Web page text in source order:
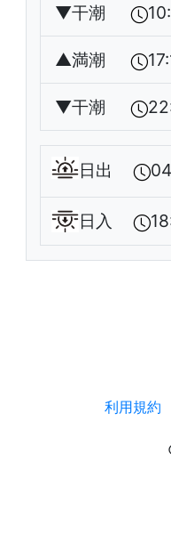
▼干潮
▲満潮
▼干潮
日出
日入
利用規約